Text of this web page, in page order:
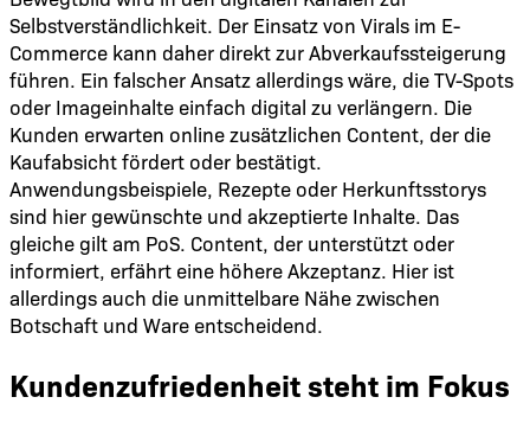
Selbstverständlichkeit. Der Einsatz von Virals im E-
Commerce kann daher direkt zur Abverkaufssteigerung
führen. Ein falscher Ansatz allerdings wäre, die TV-Spots
oder Imageinhalte einfach digital zu verlängern. Die
Kunden erwarten online zusätzlichen Content, der die
Kaufabsicht fördert oder bestätigt.
Anwendungsbeispiele, Rezepte oder Herkunftsstorys
sind hier gewünschte und akzeptierte Inhalte. Das
gleiche gilt am PoS. Content, der unterstützt oder
informiert, erfährt eine höhere Akzeptanz. Hier ist
allerdings auch die unmittelbare Nähe zwischen
Botschaft und Ware entscheidend.
Kundenzufriedenheit steht im Fokus